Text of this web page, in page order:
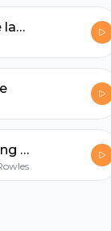
Digital Minute – the latest digital marketing news and analysis
The Digital Marketing Podcast